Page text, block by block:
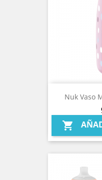
Nuk Vaso
